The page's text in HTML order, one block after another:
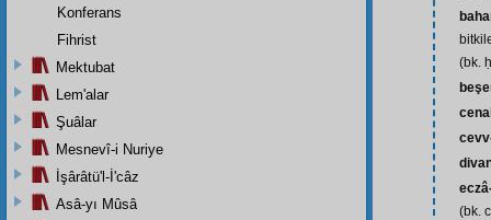
(bk.
(bk.
Konferans
Fihrist
Mektubat
Lem'alar
Şuâlar
Mesnevî-i Nuriye
İşârâtü'l-İ'câz
Asâ-yı Mûsâ